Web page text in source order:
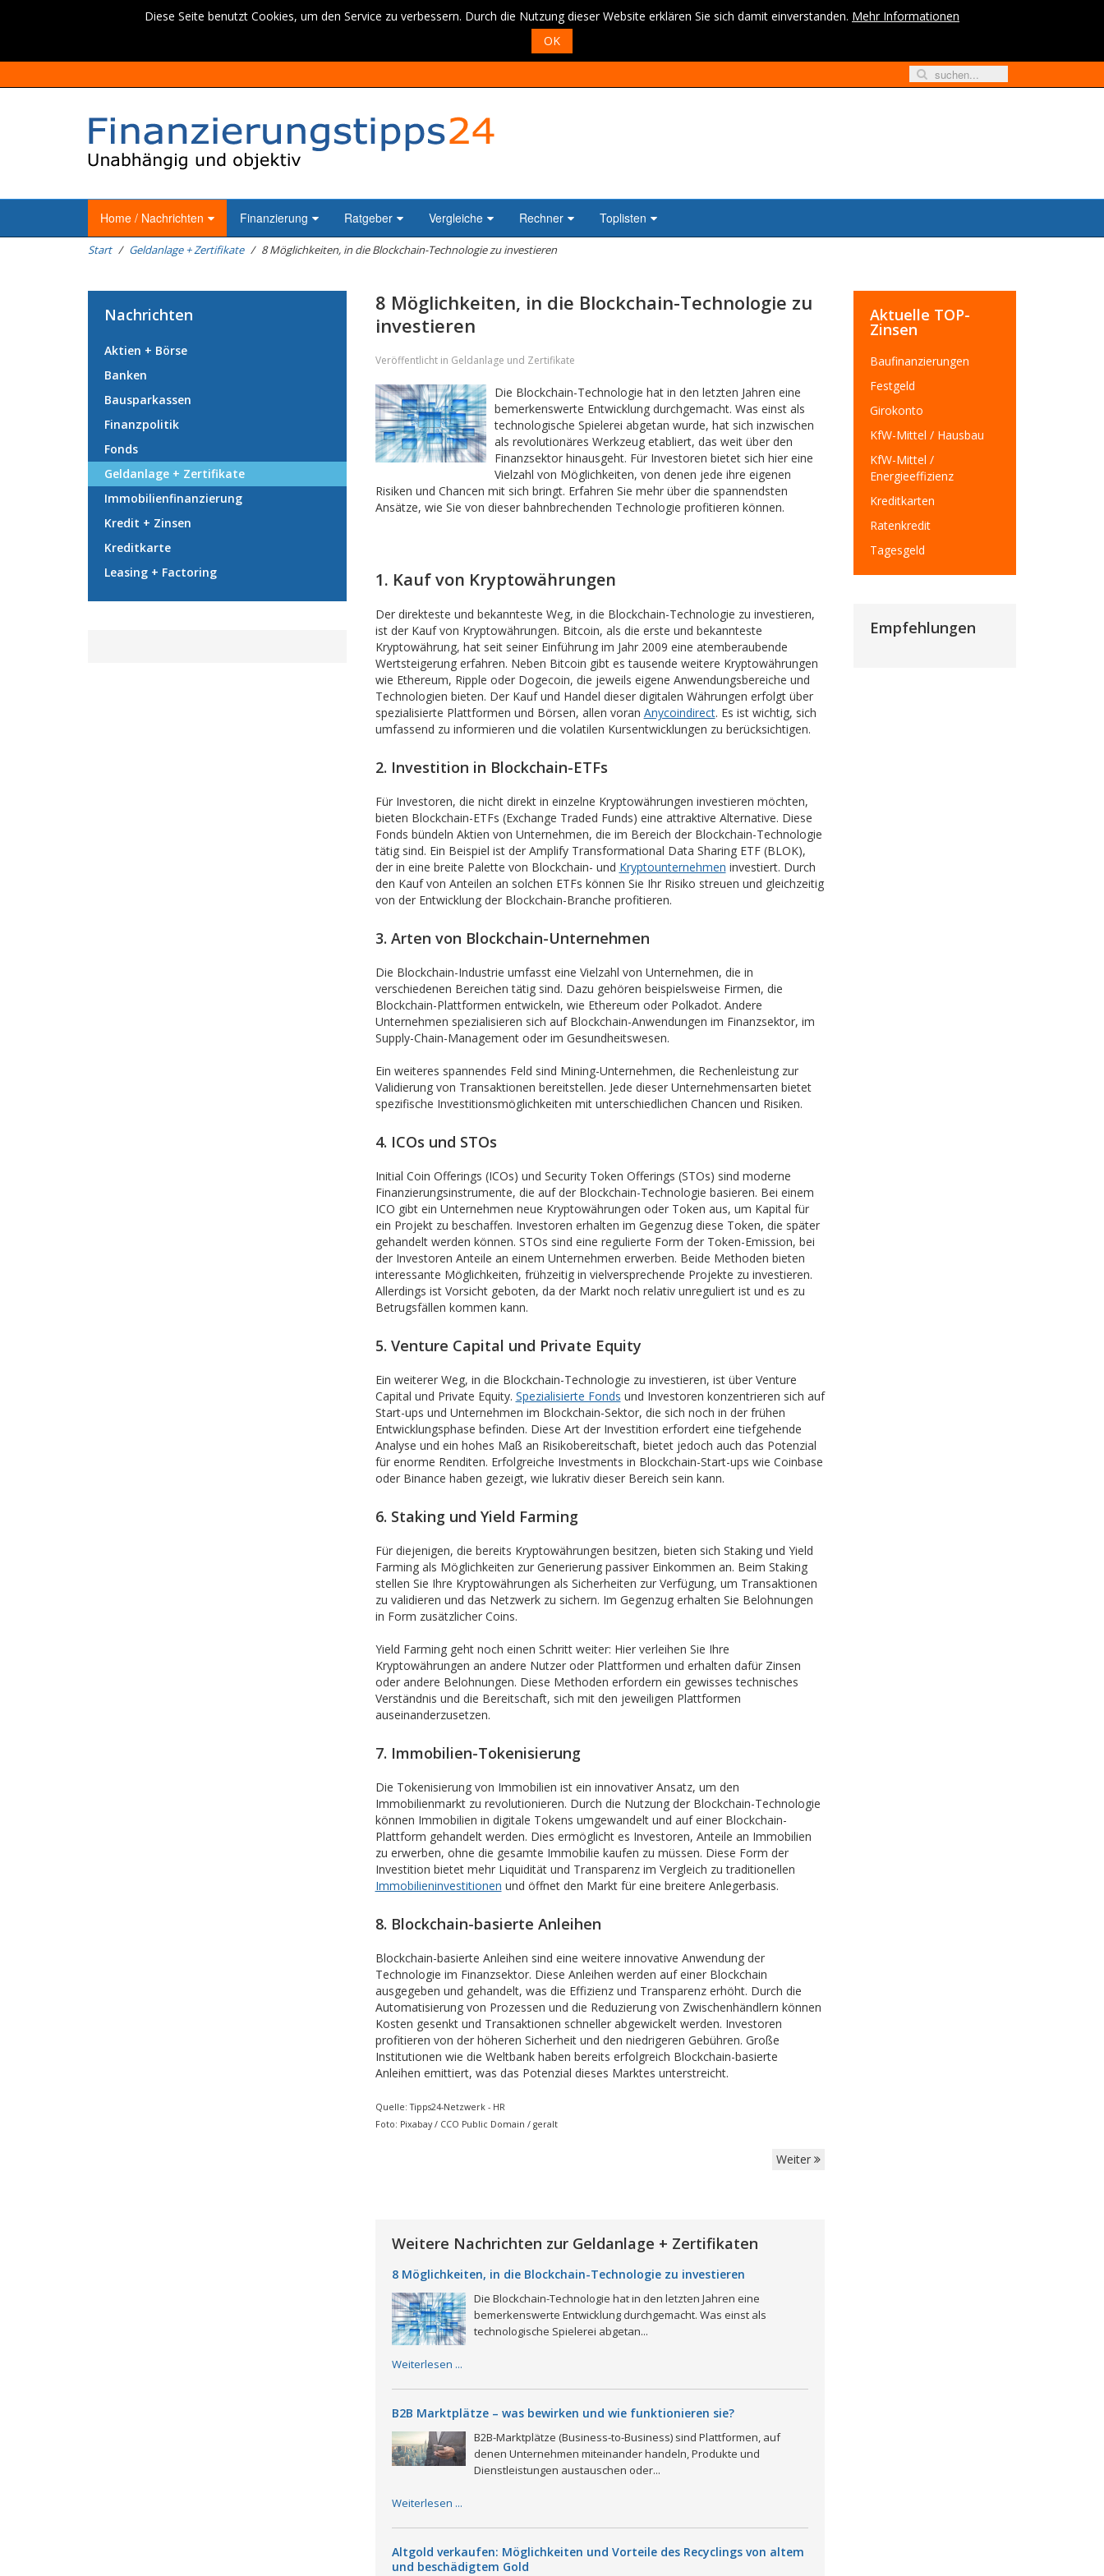
Diese Seite benutzt Cookies, um den Service zu verbessern. Durch die Nutzung dieser Website erklären Sie sich damit einverstanden. Mehr Informationen
OK
Home / Nachrichten Finanzierung Ratgeber Vergleiche Rechner Toplisten
Start Geldanlage + Zertifikate 8 Möglichkeiten, in die Blockchain-Technologie zu investieren
8 Möglichkeiten, in die Blockchain-Technologie zu
investieren
Veröffentlicht in Geldanlage und Zertifikate
Die Blockchain-Technologie hat in den letzten Jahren eine
bemerkenswerte Entwicklung durchgemacht. Was einst als
technologische Spielerei abgetan wurde, hat sich inzwischen
als revolutionäres Werkzeug etabliert, das weit über den
Finanzsektor hinausgeht. Für Investoren bietet sich hier eine
Vielzahl von Möglichkeiten, von denen jede ihre eigenen
Risiken und Chancen mit sich bringt. Erfahren Sie mehr über die spannendsten
Ansätze, wie Sie von dieser bahnbrechenden Technologie profitieren können.
1. Kauf von Kryptowährungen
Der direkteste und bekannteste Weg, in die Blockchain-Technologie zu investieren,
ist der Kauf von Kryptowährungen. Bitcoin, als die erste und bekannteste
Kryptowährung, hat seit seiner Einführung im Jahr 2009 eine atemberaubende
Wertsteigerung erfahren. Neben Bitcoin gibt es tausende weitere Kryptowährungen
wie Ethereum, Ripple oder Dogecoin, die jeweils eigene Anwendungsbereiche und
Technologien bieten. Der Kauf und Handel dieser digitalen Währungen erfolgt über
spezialisierte Plattformen und Börsen, allen voran Anycoindirect. Es ist wichtig, sich
umfassend zu informieren und die volatilen Kursentwicklungen zu berücksichtigen.
2. Investition in Blockchain-ETFs
Für Investoren, die nicht direkt in einzelne Kryptowährungen investieren möchten,
bieten Blockchain-ETFs (Exchange Traded Funds) eine attraktive Alternative. Diese
Fonds bündeln Aktien von Unternehmen, die im Bereich der Blockchain-Technologie
tätig sind. Ein Beispiel ist der Amplify Transformational Data Sharing ETF (BLOK),
der in eine breite Palette von Blockchain- und Kryptounternehmen investiert. Durch
den Kauf von Anteilen an solchen ETFs können Sie Ihr Risiko streuen und gleichzeitig
von der Entwicklung der Blockchain-Branche profitieren.
3. Arten von Blockchain-Unternehmen
Die Blockchain-Industrie umfasst eine Vielzahl von Unternehmen, die in
verschiedenen Bereichen tätig sind. Dazu gehören beispielsweise Firmen, die
Blockchain-Plattformen entwickeln, wie Ethereum oder Polkadot. Andere
Unternehmen spezialisieren sich auf Blockchain-Anwendungen im Finanzsektor, im
Supply-Chain-Management oder im Gesundheitswesen.
Ein weiteres spannendes Feld sind Mining-Unternehmen, die Rechenleistung zur
Validierung von Transaktionen bereitstellen. Jede dieser Unternehmensarten bietet
spezifische Investitionsmöglichkeiten mit unterschiedlichen Chancen und Risiken.
4. ICOs und STOs
Initial Coin Offerings (ICOs) und Security Token Offerings (STOs) sind moderne
Finanzierungsinstrumente, die auf der Blockchain-Technologie basieren. Bei einem
ICO gibt ein Unternehmen neue Kryptowährungen oder Token aus, um Kapital für
ein Projekt zu beschaffen. Investoren erhalten im Gegenzug diese Token, die später
gehandelt werden können. STOs sind eine regulierte Form der Token-Emission, bei
der Investoren Anteile an einem Unternehmen erwerben. Beide Methoden bieten
interessante Möglichkeiten, frühzeitig in vielversprechende Projekte zu investieren.
Allerdings ist Vorsicht geboten, da der Markt noch relativ unreguliert ist und es zu
Betrugsfällen kommen kann.
5. Venture Capital und Private Equity
Ein weiterer Weg, in die Blockchain-Technologie zu investieren, ist über Venture
Capital und Private Equity. Spezialisierte Fonds und Investoren konzentrieren sich auf
Start-ups und Unternehmen im Blockchain-Sektor, die sich noch in der frühen
Entwicklungsphase befinden. Diese Art der Investition erfordert eine tiefgehende
Analyse und ein hohes Maß an Risikobereitschaft, bietet jedoch auch das Potenzial
für enorme Renditen. Erfolgreiche Investments in Blockchain-Start-ups wie Coinbase
oder Binance haben gezeigt, wie lukrativ dieser Bereich sein kann.
6. Staking und Yield Farming
Für diejenigen, die bereits Kryptowährungen besitzen, bieten sich Staking und Yield
Farming als Möglichkeiten zur Generierung passiver Einkommen an. Beim Staking
stellen Sie Ihre Kryptowährungen als Sicherheiten zur Verfügung, um Transaktionen
zu validieren und das Netzwerk zu sichern. Im Gegenzug erhalten Sie Belohnungen
in Form zusätzlicher Coins.
Yield Farming geht noch einen Schritt weiter: Hier verleihen Sie Ihre
Kryptowährungen an andere Nutzer oder Plattformen und erhalten dafür Zinsen
oder andere Belohnungen. Diese Methoden erfordern ein gewisses technisches
Verständnis und die Bereitschaft, sich mit den jeweiligen Plattformen
auseinanderzusetzen.
7. Immobilien-Tokenisierung
Die Tokenisierung von Immobilien ist ein innovativer Ansatz, um den
Immobilienmarkt zu revolutionieren. Durch die Nutzung der Blockchain-Technologie
können Immobilien in digitale Tokens umgewandelt und auf einer Blockchain-
Plattform gehandelt werden. Dies ermöglicht es Investoren, Anteile an Immobilien
zu erwerben, ohne die gesamte Immobilie kaufen zu müssen. Diese Form der
Investition bietet mehr Liquidität und Transparenz im Vergleich zu traditionellen
Immobilieninvestitionen und öffnet den Markt für eine breitere Anlegerbasis.
8. Blockchain-basierte Anleihen
Blockchain-basierte Anleihen sind eine weitere innovative Anwendung der
Technologie im Finanzsektor. Diese Anleihen werden auf einer Blockchain
ausgegeben und gehandelt, was die Effizienz und Transparenz erhöht. Durch die
Automatisierung von Prozessen und die Reduzierung von Zwischenhändlern können
Kosten gesenkt und Transaktionen schneller abgewickelt werden. Investoren
profitieren von der höheren Sicherheit und den niedrigeren Gebühren. Große
Institutionen wie die Weltbank haben bereits erfolgreich Blockchain-basierte
Anleihen emittiert, was das Potenzial dieses Marktes unterstreicht.
Quelle: Tipps24-Netzwerk - HR
Foto: Pixabay / CCO Public Domain / geralt
Weiter
Weitere Nachrichten zur Geldanlage + Zertifikaten
8 Möglichkeiten, in die Blockchain-Technologie zu investieren
Die Blockchain-Technologie hat in den letzten Jahren eine
bemerkenswerte Entwicklung durchgemacht. Was einst als
technologische Spielerei abgetan...
Weiterlesen ...
B2B Marktplätze – was bewirken und wie funktionieren sie?
B2B-Marktplätze (Business-to-Business) sind Plattformen, auf
denen Unternehmen miteinander handeln, Produkte und
Dienstleistungen austauschen oder...
Weiterlesen ...
Altgold verkaufen: Möglichkeiten und Vorteile des Recyclings von altem
und beschädigtem Gold
Nachrichten
Aktien + Börse
Banken
Bausparkassen
Finanzpolitik
Fonds
Geldanlage + Zertifikate
Immobilienfinanzierung
Kredit + Zinsen
Kreditkarte
Leasing + Factoring
Aktuelle TOP-
Zinsen
Baufinanzierungen
Festgeld
Girokonto
KfW-Mittel / Hausbau
KfW-Mittel /
Energieeffizienz
Kreditkarten
Ratenkredit
Tagesgeld
Empfehlungen